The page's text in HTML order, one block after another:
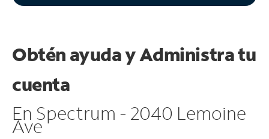
Obtén ayuda yAdministra tu
cuenta
En Spectrum - 2040 Lemoine
Ave